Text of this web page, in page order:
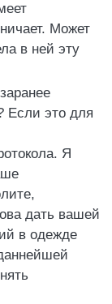
Может
в ней эту
Если это для
Я
дать вашей
в одежде